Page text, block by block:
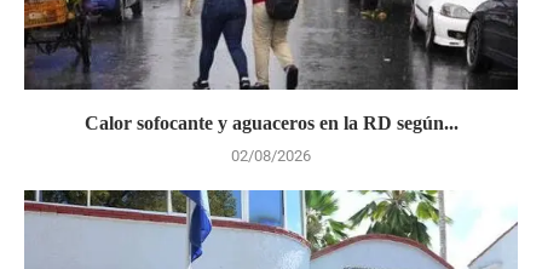
Calor sofocante y aguaceros en la RD según...
02/08/2026